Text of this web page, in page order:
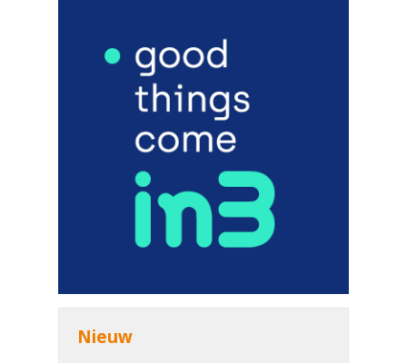
Nieuw